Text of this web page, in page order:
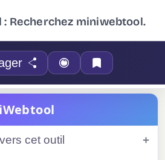
Recherchez miniwebtool.
cet outil